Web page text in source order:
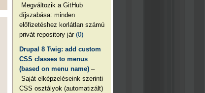
Megváltozik a GitHub
díjszabása: minden
előfizetéshez korlátlan számú
privát repository jár(0)
Drupal 8 Twig: add custom
CSS classes to menus
(based on menu name) –
Saját elképzeléseink szerinti
CSS osztályok (automatizált)